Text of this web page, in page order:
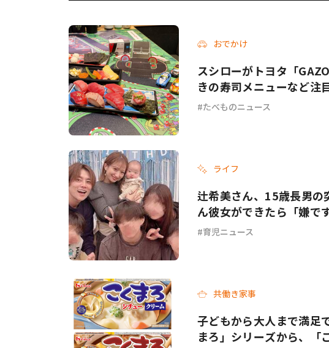
おでかけ
スシローがトヨタ「
きの寿司メニューなど注
たべものニュース
ライフ
辻希美さん、15歳長男の
ん彼女ができたら「嫌で
育児ニュース
共働き家事
子どもから大人まで満足
まろ」シリーズから、「